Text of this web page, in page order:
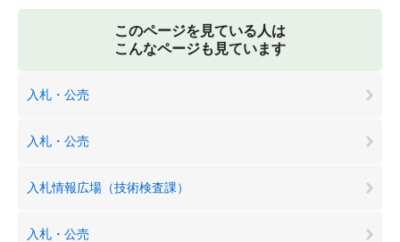
このページを見ている人は
こんなページも見ています
入札・公売
入札・公売
入札情報広場（技術検査課）
入札・公売